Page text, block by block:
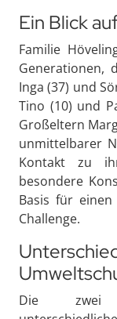
Ein Blick
Familie
Generationen,
Inga (37) und
Tino (10) und
Großeltern
unmittelbarer
Kontakt zu
besondere
Basis für
Challenge.
Die zwei